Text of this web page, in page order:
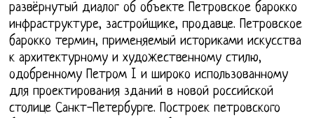
развёрнутый диалог об объекте Петровское барокко
инфраструктуре, застройщике, продавце. Петровское
барокко термин, применяемый историками искусства
к архитектурному и художественному стилю,
одобренному Петром I и широко использованному
для проектирования зданий в новой российской
столице Санкт-Петербурге. Построек петровского